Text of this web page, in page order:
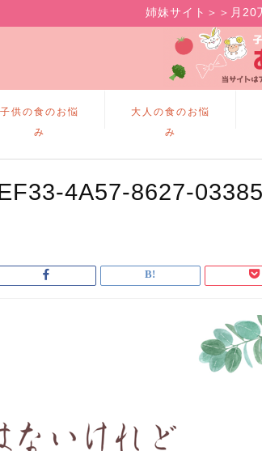
姉妹サイト＞＞月20
子供の食のお悩
み
大人の食のお悩
み
4A57-8627-